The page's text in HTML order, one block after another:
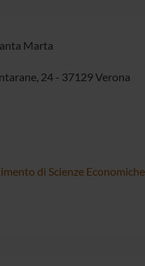
Marta
24 - 37129 Verona
di Scienze Economiche